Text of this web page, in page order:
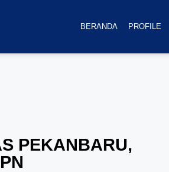
BERANDA PROFILE
PEKANBARU,